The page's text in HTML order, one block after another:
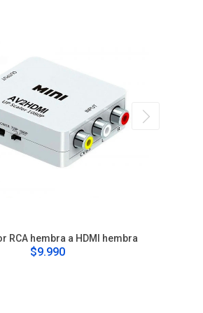
RCA hembra a HDMI hembra
$9.990